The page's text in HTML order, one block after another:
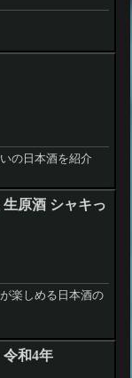
の日本酒を紹介
原酒 シャキっ
楽しめる日本酒の
和4年